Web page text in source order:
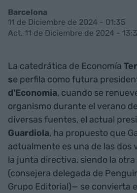
Barcelona
11 de Diciembre de 2024 - 01:35
Act. 11 de Diciembre de 2024 -
La catedrática de Economía
se perfila como futura
d'Economia, cuando se
organismo durante el verano
diversas fuentes, el actual
Guardiola, ha propuesto que
actualmente es una de las dos
la junta directiva, siendo la
(consejera delegada de
Grupo Editorial)— se convierta